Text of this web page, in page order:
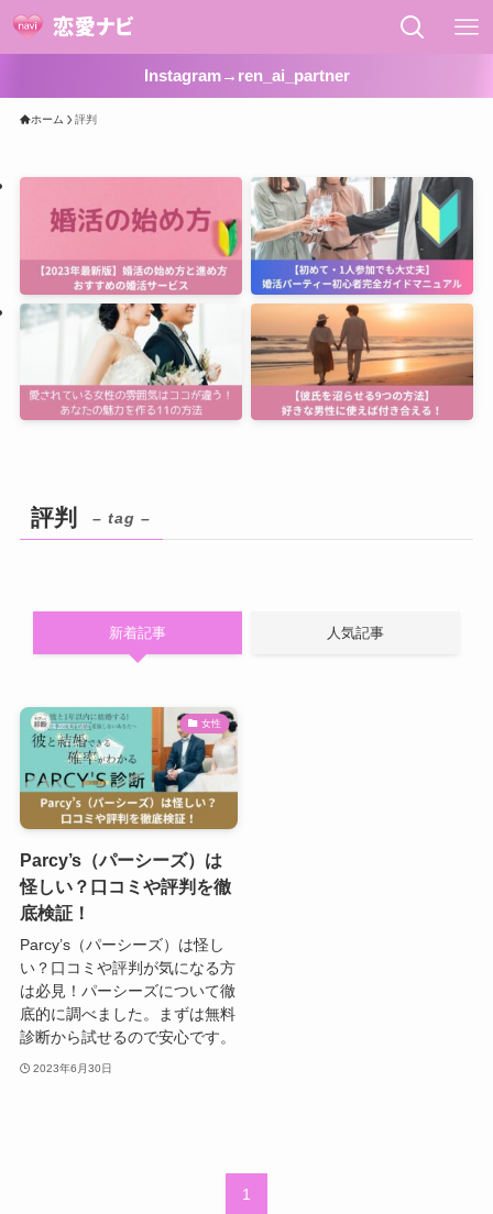
Instagram→ren_ai_partner
ホーム 評判
評判 – tag –
新着記事 人気記事
女性
Parcy’s（パーシーズ）は
怪しい？口コミや評判を徹
底検証！
Parcy’s（パーシーズ）は怪し
い？口コミや評判が気になる方
は必見！パーシーズについて徹
底的に調べました。まずは無料
診断から試せるので安心です。
2023年6月30日
1